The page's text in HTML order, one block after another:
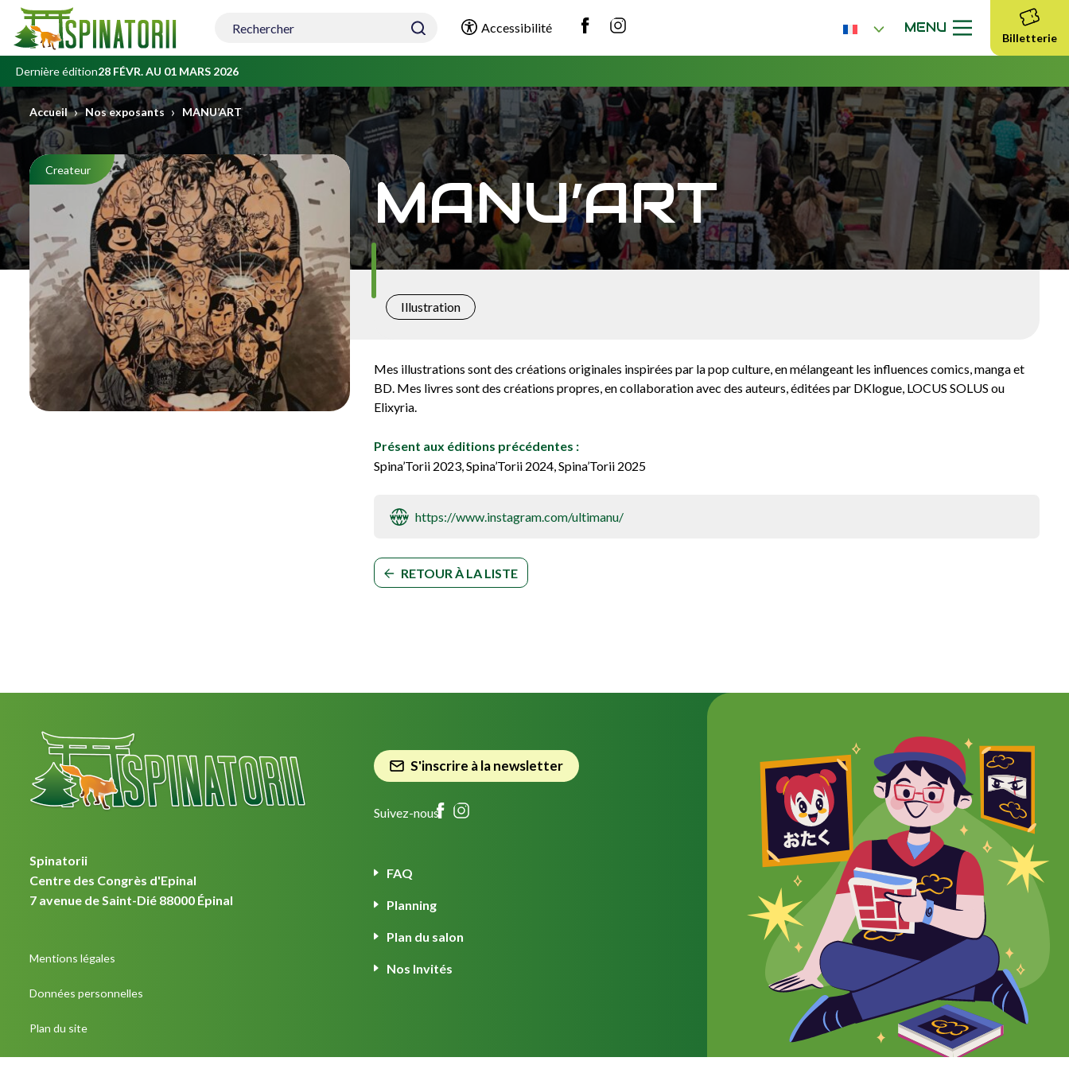
Contenu
principal
Accessibilité MENU
Billetterie
Dernière édition28 FÉVR. AU 01 MARS 2026
Accueil › Nos exposants › MANU’ART
MANU’ART
Createur
Illustration
Mes illustrations sont des créations originales inspirées par la pop culture, en mélangeant les influences comics, manga et
BD. Mes livres sont des créations propres, en collaboration avec des auteurs, éditées par DKlogue, LOCUS SOLUS ou
Elixyria.
Présent aux éditions précédentes :
Spina’Torii 2023, Spina’Torii 2024, Spina’Torii 2025
https://www.instagram.com/ultimanu/
RETOUR À LA LISTE
Spinatorii
Centre des Congrès d'Epinal
7 avenue de Saint-Dié 88000 Épinal
Mentions légales
Données personnelles
Plan du site
S'inscrire à la newsletter
Suivez-nous
FAQ
Planning
Plan du salon
Nos Invités